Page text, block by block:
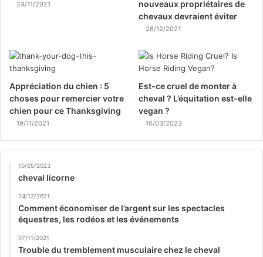
24/11/2021
nouveaux propriétaires de
chevaux devraient éviter
26/12/2021
Appréciation du chien : 5
choses pour remercier votre
chien pour ce Thanksgiving
19/11/2021
Est-ce cruel de monter à
cheval ? L’équitation est-elle
vegan ?
10/03/2023
10/05/2023
cheval licorne
24/12/2021
Comment économiser de l’argent sur les spectacles
équestres, les rodéos et les événements
07/11/2021
Trouble du tremblement musculaire chez le cheval